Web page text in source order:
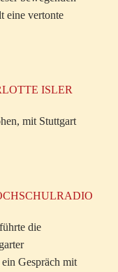
eine vertonte
ISLER
mit Stuttgart
die
Gespräch mit